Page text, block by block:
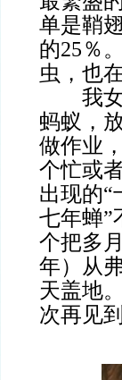
单是鞘
的25％
虫，也
我女
蚂蚁，
做作业
个忙或
出现的“
七年蝉”
个把多
年）从
天盖地
次再见